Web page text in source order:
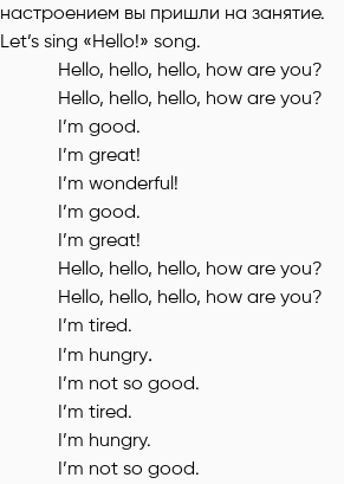
настроением вы пришли на занятие.
Let’s sing «Hello!» song.
Hello, hello, hello, how are you?
Hello, hello, hello, how are you?
I’m good.
I’m great!
I’m wonderful!
I’m good.
I’m great!
Hello, hello, hello, how are you?
Hello, hello, hello, how are you?
I’m tired.
I’m hungry.
I’m not so good.
I’m tired.
I’m hungry.
I’m not so good.